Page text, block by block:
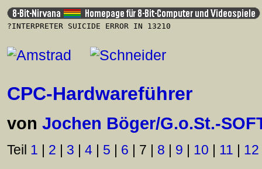
?INTERPRETER SUICIDE ERROR IN 13210
CPC-Hardwareführer
von Jochen Böger/G.o.St.-
Teil 1 | 2 | 3 | 4 | 5 | 6 | 7 | 8 | 9 | 10 | 11 | 12